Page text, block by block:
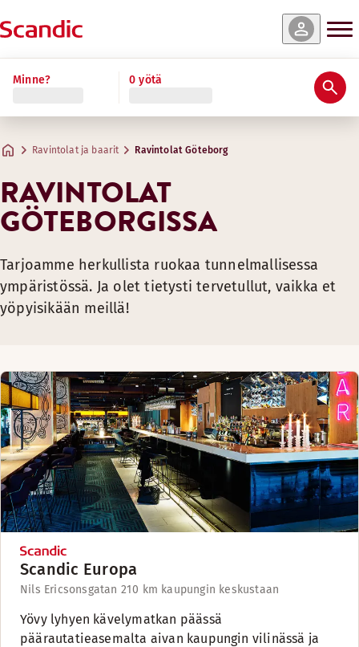
Minne? 0 yötä
Ravintolat ja baarit Ravintolat Göteborg
RAVINTOLAT
GÖTEBORGISSA
Tarjoamme herkullista ruokaa tunnelmallisessa
ympäristössä. Ja olet tietysti tervetullut, vaikka et
yöpyisikään meillä!
Scandic Europa
Nils Ericsonsgatan 210 km kaupungin keskustaan
Yövy lyhyen kävelymatkan päässä
päärautatieasemalta aivan kaupungin vilinässä ja